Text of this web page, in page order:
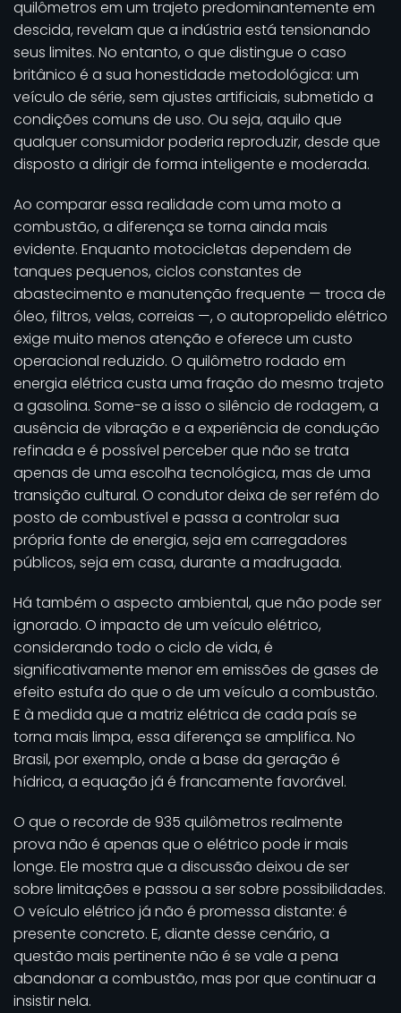
quilômetros em um trajeto predominantemente em
descida, revelam que a indústria está tensionando
seus limites. No entanto, o que distingue o caso
britânico é a sua honestidade metodológica: um
veículo de série, sem ajustes artificiais, submetido a
condições comuns de uso. Ou seja, aquilo que
qualquer consumidor poderia reproduzir, desde que
disposto a dirigir de forma inteligente e moderada.
Ao comparar essa realidade com uma moto a
combustão, a diferença se torna ainda mais
evidente. Enquanto motocicletas dependem de
tanques pequenos, ciclos constantes de
abastecimento e manutenção frequente — troca de
óleo, filtros, velas, correias —, o autopropelido elétrico
exige muito menos atenção e oferece um custo
operacional reduzido. O quilômetro rodado em
energia elétrica custa uma fração do mesmo trajeto
a gasolina. Some-se a isso o silêncio de rodagem, a
ausência de vibração e a experiência de condução
refinada e é possível perceber que não se trata
apenas de uma escolha tecnológica, mas de uma
transição cultural. O condutor deixa de ser refém do
posto de combustível e passa a controlar sua
própria fonte de energia, seja em carregadores
públicos, seja em casa, durante a madrugada.
Há também o aspecto ambiental, que não pode ser
ignorado. O impacto de um veículo elétrico,
considerando todo o ciclo de vida, é
significativamente menor em emissões de gases de
efeito estufa do que o de um veículo a combustão.
E à medida que a matriz elétrica de cada país se
torna mais limpa, essa diferença se amplifica. No
Brasil, por exemplo, onde a base da geração é
hídrica, a equação já é francamente favorável.
O que o recorde de 935 quilômetros realmente
prova não é apenas que o elétrico pode ir mais
longe. Ele mostra que a discussão deixou de ser
sobre limitações e passou a ser sobre possibilidades.
O veículo elétrico já não é promessa distante: é
presente concreto. E, diante desse cenário, a
questão mais pertinente não é se vale a pena
abandonar a combustão, mas por que continuar a
insistir nela.